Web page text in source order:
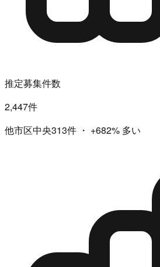
推定募集件数
2,447件
他市区中央313件 ・ +682% 多い